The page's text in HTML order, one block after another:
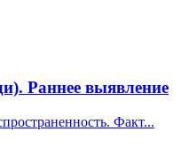
Раннее выявление
Факт...